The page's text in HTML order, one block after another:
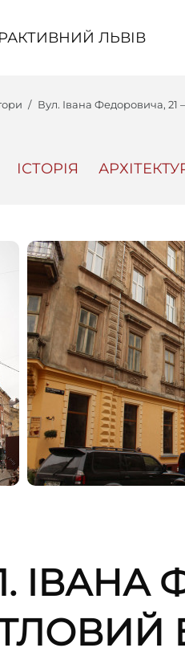
ЛЬВІВ
ЛЬВІВ
Вул. Івана Федоровича, 21
ІСТОРІЯ
ІВАНА